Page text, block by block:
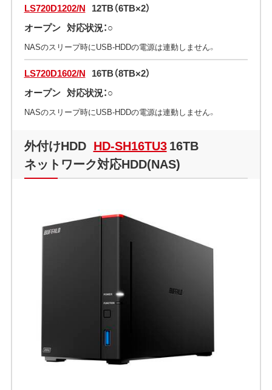
LS720D1202/N 12TB（6TB×2）
オープン 対応状況：○
NASのスリープ時にUSB-HDDの電源は連動しません。
LS720D1602/N 16TB（8TB×2）
オープン 対応状況：○
NASのスリープ時にUSB-HDDの電源は連動しません。
外付けHDD HD-SH16TU316TB
ネットワーク対応HDD(NAS)